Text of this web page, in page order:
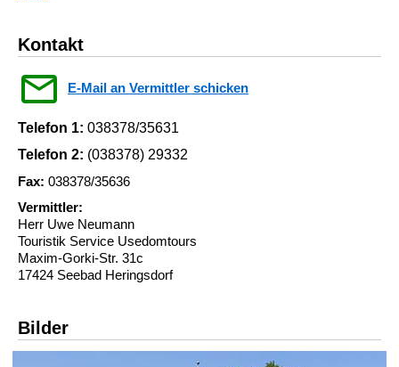
Kontakt
E-Mail an Vermittler schicken
Telefon 1: 038378/35631
Telefon 2: (038378) 29332
Fax: 038378/35636
Vermittler:
Herr Uwe Neumann
Touristik Service Usedomtours
Maxim-Gorki-Str. 31c
17424 Seebad Heringsdorf
Bilder